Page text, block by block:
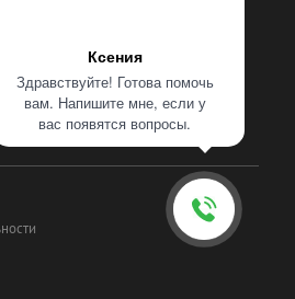
Ксения
Здравствуйте! Готова помочь
вам. Напишите мне, если у
вас появятся вопросы.